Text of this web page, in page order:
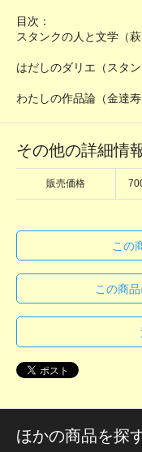
目次：
スタンクの人と文学（萩
はだしのダリエ（スタ
わたしの作品論（金達寿
その他の詳細情
販売価格
この
この商
ほかの商品を探